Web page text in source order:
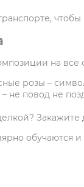
на все
розы –
не повод не
Закажите